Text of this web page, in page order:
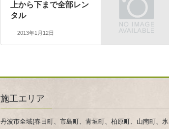
上から下まで全部レン
タル
2013年1月12日
施工エリア
丹波市全域(春日町、市島町、青垣町、柏原町、山南町、氷